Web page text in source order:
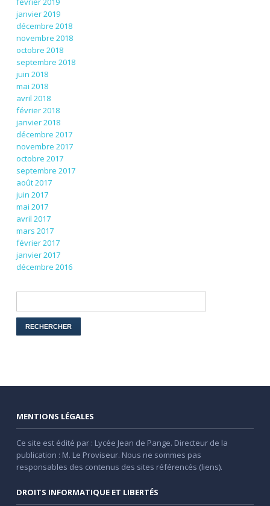
janvier 2019
décembre 2018
novembre 2018
octobre 2018
septembre 2018
juin 2018
mai 2018
avril 2018
février 2018
janvier 2018
décembre 2017
novembre 2017
octobre 2017
septembre 2017
août 2017
juin 2017
mai 2017
avril 2017
mars 2017
février 2017
janvier 2017
décembre 2016
MENTIONS LÉGALES
Ce site est édité par : Lycée Jean de Pange. Directeur de la
publication : M. Le Proviseur. Nous ne sommes pas
responsables des contenus des sites référencés (liens).
DROITS INFORMATIQUE ET LIBERTÉS